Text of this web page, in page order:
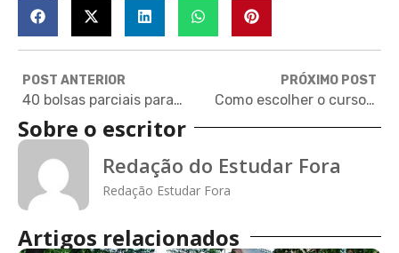
POST ANTERIOR
40 bolsas parciais para cursos de marketing e gestão nos Estados Unidos
PRÓXIMO POST
Como escolher o curso de inglês ideal (e aprender o idioma de vez)
Sobre o escritor
Redação do Estudar Fora
Redação Estudar Fora
Artigos relacionados